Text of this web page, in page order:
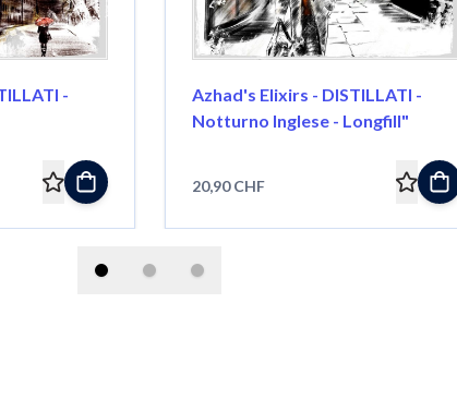
-
Azhad's Elixirs - DISTILLATI -
Notturno Inglese - Longfill"
20,90 CHF